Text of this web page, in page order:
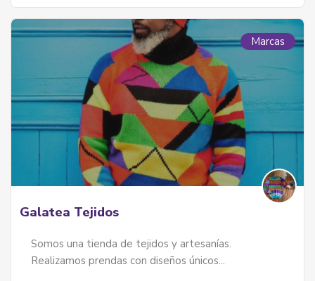
Marcas
Galatea Tejidos
Somos una tienda de tejidos y artesanías.
Realizamos prendas con diseños únicos...